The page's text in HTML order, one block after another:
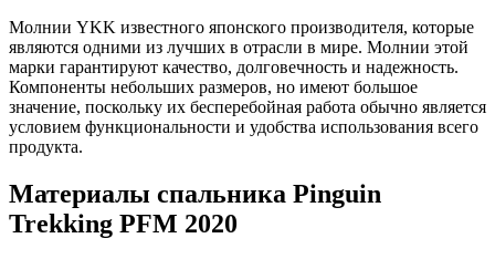
Молнии YKK известного японского производителя, которые
являются одними из лучших в отрасли в мире. Молнии этой
марки гарантируют качество, долговечность и надежность.
Компоненты небольших размеров, но имеют большое
значение, поскольку их бесперебойная работа обычно является
условием функциональности и удобства использования всего
продукта.
Материалы спальника Pinguin
Trekking PFM 2020